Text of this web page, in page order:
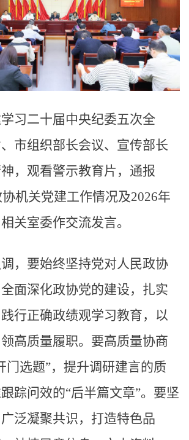
习二十届中央纪委五次全
市组织部长会议、宣传部长
，观看警示教育片，通报
机关党建工作情况及2026年
关室委作交流发言。
，要始终坚持党对人民政协
面深化政协党的建设，扎实
行正确政绩观学习教育，以
高质量履职。要高质量协商
门选题”，提升调研建言的质
踪问效的“后半篇文章”。要坚
泛凝聚共识，打造特色品